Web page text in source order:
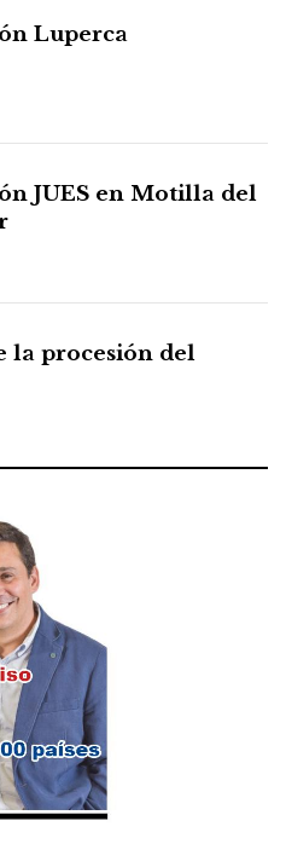
Luperca
JUES en Motilla del
la procesión del